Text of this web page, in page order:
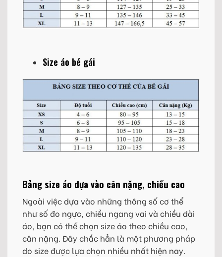
Size áo bé gái
Bảng size áo dựa vào cân nặng, chiều cao
Ngoài việc dựa vào những thông số cơ thể
như số đo ngực, chiều ngang vai và chiều dài
áo, bạn có thể chọn size áo theo chiều cao,
cân nặng. Đây chắc hẳn là một phương pháp
do size được lựa chọn nhiều nhất hiện nay.